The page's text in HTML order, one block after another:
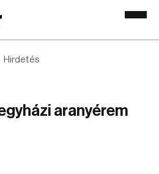
Hirdetés
aranyérem